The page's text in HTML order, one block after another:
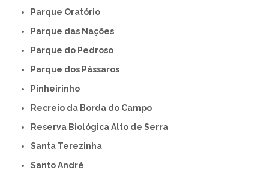
Parque Oratório
Parque das Nações
Parque do Pedroso
Parque dos Pássaros
Pinheirinho
Recreio da Borda do Campo
Reserva Biológica Alto de Serra
Santa Terezinha
Santo André